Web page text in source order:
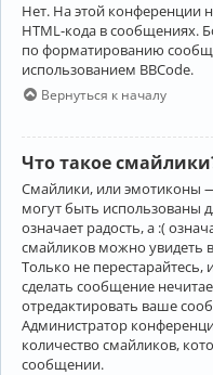
Нет. На этой конференции
HTML-кода в сообщениях.
по форматированию
использованием BBCode.
Вернуться к началу
Что такое
Смайлики, или эмотиконы
могут быть использованы
означает радость, а :(
смайликов можно увидеть
Только не перестарайтесь,
сделать сообщение
отредактировать ваше
Администратор
количество смайликов,
сообщении.